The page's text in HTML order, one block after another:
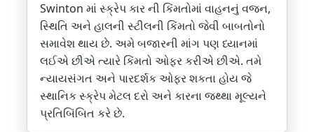
Swinton માં સ્ક્રેપ કાર ની કિંમતોમાં વાહનનું વજન,
સ્થિતિ અને હાલની સ્ટીલની કિંમતો જેવી બાબતોનો
સમાવેશ થાય છે. અમે બજારની માંગ પણ ધ્યાનમાં
લઈએ છીએ ત્યારે કિંમતો ઓફર કરીએ છીએ. તમે
ન્યાયસંગત અને પારદર્શક ઓફર શકતા હોય જે
સ્થાનિક સ્ક્રેપ મેટલ દરો અને કારના જથ્થા મૂલ્યને
પ્રતિબિંબિત કરે છે.